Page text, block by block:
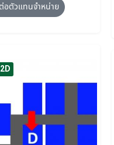
อตัวแทนจำหน่าย